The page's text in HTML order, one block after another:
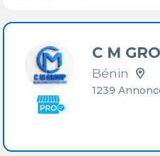
C M
Bénin
1239